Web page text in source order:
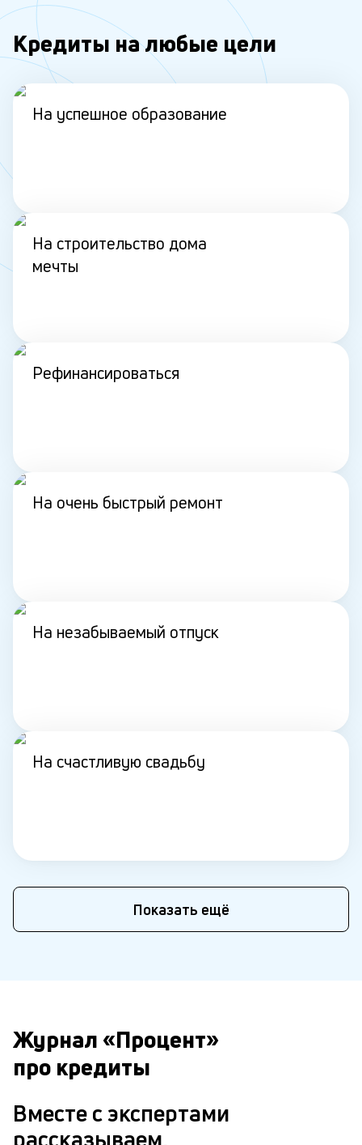
Кредиты на любые цели
На успешное образование
На строительство дома
мечты
Рефинансироваться
На очень быстрый ремонт
На незабываемый отпуск
На счастливую свадьбу
Показать ещё
Журнал «Процент»
про кредиты
Вместе с экспертами
рассказываем,